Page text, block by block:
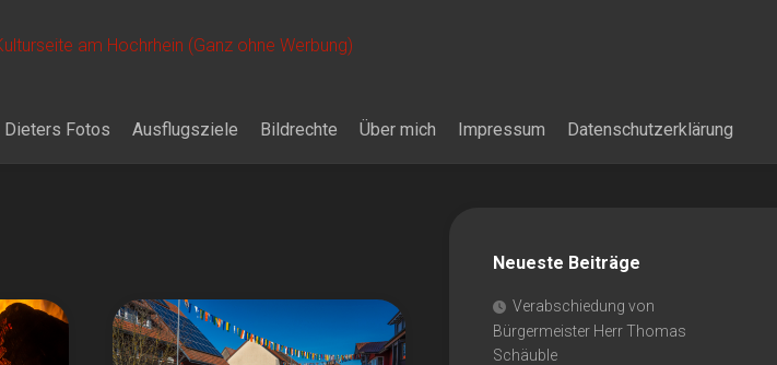
am Hochrhein (Ganz ohne Werbung)
Dieters Fotos Ausflugsziele Bildrechte Über mich Impressum Datenschutzerklärung
Neueste Beiträge
Verabschiedung von
Bürgermeister Herr Thomas
Schäuble